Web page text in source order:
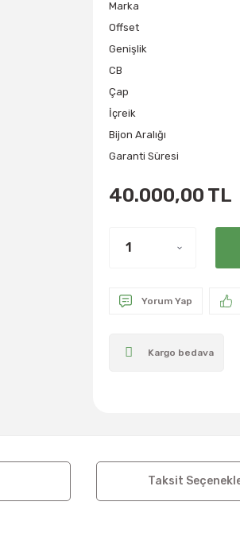
Marka
Offset
Genişlik
CB
Çap
İçreik
Bijon Aralığı
Garanti Süresi
40.000,00 TL
Yorum Yap
Kargo bedava
Taksit